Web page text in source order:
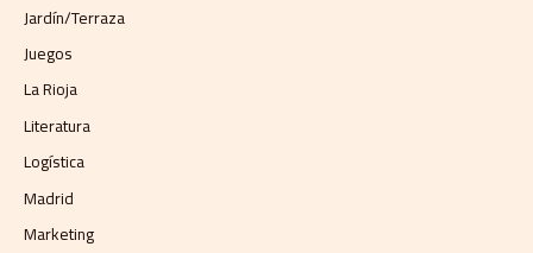
Jardín/Terraza
Juegos
La Rioja
Literatura
Logística
Madrid
Marketing